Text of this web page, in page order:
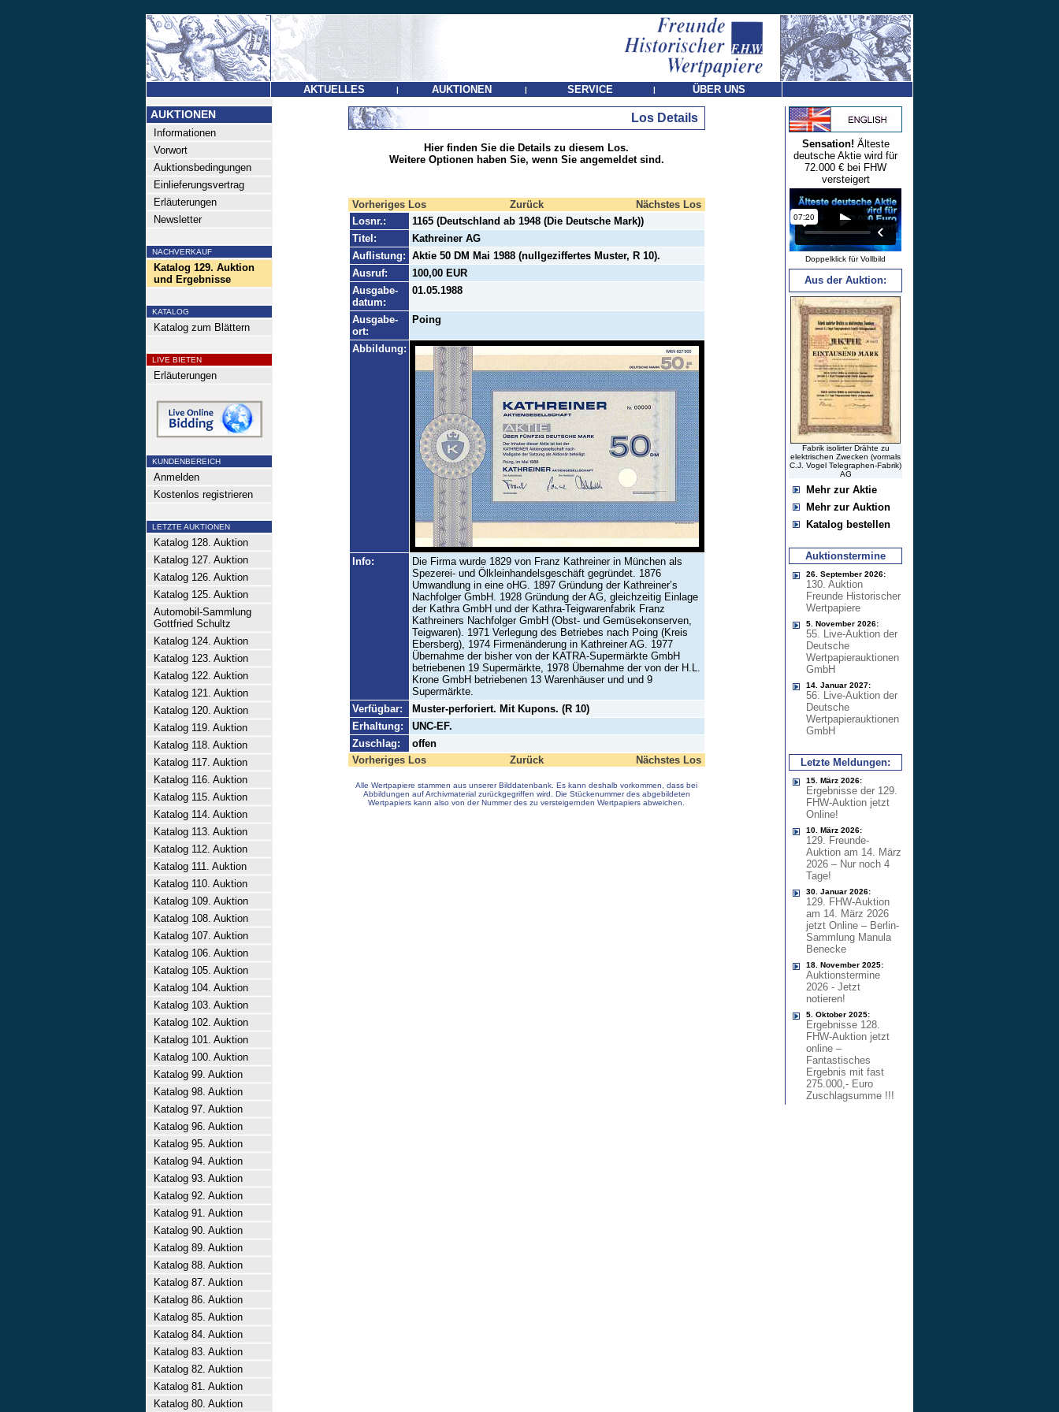
AKTUELLES | AUKTIONEN | SERVICE | ÜBER UNS
AUKTIONEN
Informationen
Vorwort
Auktionsbedingungen
Einlieferungsvertrag
Erläuterungen
Newsletter
NACHVERKAUF
Katalog 129. Auktion
und Ergebnisse
KATALOG
Katalog zum Blättern
LIVE BIETEN
Erläuterungen
KUNDENBEREICH
Anmelden
Kostenlos registrieren
LETZTE AUKTIONEN
Katalog 128. Auktion
Katalog 127. Auktion
Katalog 126. Auktion
Katalog 125. Auktion
Automobil-Sammlung
Gottfried Schultz
Katalog 124. Auktion
Katalog 123. Auktion
Katalog 122. Auktion
Katalog 121. Auktion
Katalog 120. Auktion
Katalog 119. Auktion
Katalog 118. Auktion
Katalog 117. Auktion
Katalog 116. Auktion
Katalog 115. Auktion
Katalog 114. Auktion
Katalog 113. Auktion
Katalog 112. Auktion
Katalog 111. Auktion
Katalog 110. Auktion
Katalog 109. Auktion
Katalog 108. Auktion
Katalog 107. Auktion
Katalog 106. Auktion
Katalog 105. Auktion
Katalog 104. Auktion
Katalog 103. Auktion
Katalog 102. Auktion
Katalog 101. Auktion
Katalog 100. Auktion
Katalog 99. Auktion
Katalog 98. Auktion
Katalog 97. Auktion
Katalog 96. Auktion
Katalog 95. Auktion
Katalog 94. Auktion
Katalog 93. Auktion
Katalog 92. Auktion
Katalog 91. Auktion
Katalog 90. Auktion
Katalog 89. Auktion
Katalog 88. Auktion
Katalog 87. Auktion
Katalog 86. Auktion
Katalog 85. Auktion
Katalog 84. Auktion
Katalog 83. Auktion
Katalog 82. Auktion
Katalog 81. Auktion
Katalog 80. Auktion
Los Details
Hier finden Sie die Details zu diesem Los.
Weitere Optionen haben Sie, wenn Sie angemeldet sind.
Vorheriges Los Zurück
Nächstes Los
Losnr.:
1165 (Deutschland ab 1948 (Die Deutsche Mark))
Titel:
Kathreiner AG
Auflistung: Aktie 50 DM Mai 1988 (nullgeziffertes Muster, R 10).
Ausruf:
100,00 EUR
Ausgabe-
datum:
01.05.1988
Ausgabe-
ort:
Poing
Abbildung:
Info:
Die Firma wurde 1829 von Franz Kathreiner in München als
Spezerei- und Ölkleinhandelsgeschäft gegründet. 1876
Umwandlung in eine oHG. 1897 Gründung der Kathreiner’s
Nachfolger GmbH. 1928 Gründung der AG, gleichzeitig Einlage
der Kathra GmbH und der Kathra-Teigwarenfabrik Franz
Kathreiners Nachfolger GmbH (Obst- und Gemüsekonserven,
Teigwaren). 1971 Verlegung des Betriebes nach Poing (Kreis
Ebersberg), 1974 Firmenänderung in Kathreiner AG. 1977
Übernahme der bisher von der KATRA-Supermärkte GmbH
betriebenen 19 Supermärkte, 1978 Übernahme der von der H.L.
Krone GmbH betriebenen 13 Warenhäuser und und 9
Supermärkte.
Verfügbar:
Muster-perforiert. Mit Kupons. (R 10)
Erhaltung:
UNC-EF.
Zuschlag:
offen
Vorheriges Los
Zurück Nächstes Los
Alle Wertpapiere stammen aus unserer Bilddatenbank. Es kann deshalb vorkommen, dass bei
Abbildungen auf Archivmaterial zurückgegriffen wird. Die Stückenummer des abgebildeten
Wertpapiers kann also von der Nummer des zu versteigernden Wertpapiers abweichen.
Sensation! Älteste
deutsche Aktie wird für
72.000 € bei FHW
versteigert
Doppelklick für Vollbild
Aus der Auktion:
Fabrik isolirter Drähte zu
elektrischen Zwecken (vormals
C.J. Vogel Telegraphen-Fabrik)
AG
Mehr zur Aktie
Mehr zur Auktion
Katalog bestellen
Auktionstermine
26. September 2026:
130. Auktion
Freunde Historischer
Wertpapiere
5. November 2026:
55. Live-Auktion der
Deutsche
Wertpapierauktionen
GmbH
14. Januar 2027:
56. Live-Auktion der
Deutsche
Wertpapierauktionen
GmbH
Letzte Meldungen:
15. März 2026:
Ergebnisse der 129.
FHW-Auktion jetzt
Online!
10. März 2026:
129. Freunde-
Auktion am 14. März
2026 – Nur noch 4
Tage!
30. Januar 2026:
129. FHW-Auktion
am 14. März 2026
jetzt Online – Berlin-
Sammlung Manula
Benecke
18. November 2025:
Auktionstermine
2026 - Jetzt
notieren!
5. Oktober 2025:
Ergebnisse 128.
FHW-Auktion jetzt
online –
Fantastisches
Ergebnis mit fast
275.000,- Euro
Zuschlagsumme !!!